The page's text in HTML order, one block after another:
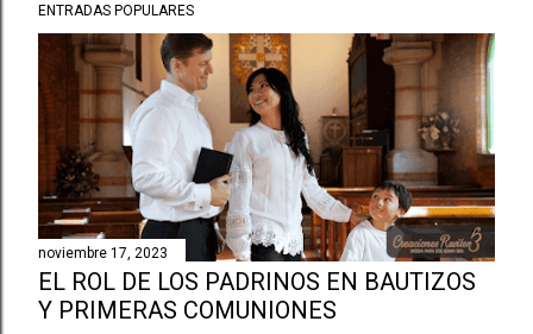
u
b
l
c
a
r
u
n
c
o
ENTRADAS POPULARES
noviembre 17, 2023
EL ROL DE LOS PADRINOS EN BAUTIZOS
Y PRIMERAS COMUNIONES